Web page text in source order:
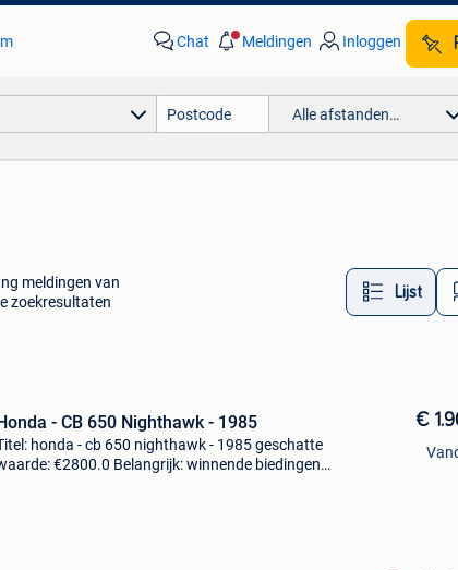
Chat Meldingen Inloggen
Alle afstanden…
meldingen van
zoekresultaten
Lijst
- CB 650 Nighthawk - 1985
honda - cb 650 nighthawk - 1985 geschatte
€2800.0 Belangrijk: winnende biedingen
€